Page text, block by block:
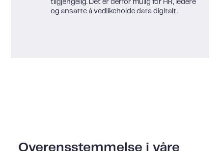
tilgjengelig. Det er derfor mulig for HR, ledere
og ansatte å vedlikeholde data digitalt.
Overensstemmelse i våre